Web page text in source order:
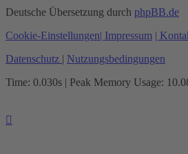
Deutsche Übersetzung durch phpBB.de
Cookie-Einstellungen| Impressum |
Datenschutz | Nutzungsbedingungen
Time: 0.030s | Peak Memory Usage: